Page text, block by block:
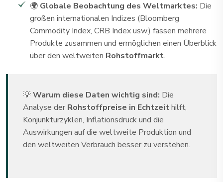
🌍 Globale Beobachtung des Weltmarktes: Die
großen internationalen Indizes (Bloomberg
Commodity Index, CRB Index usw.) fassen mehrere
Produkte zusammen und ermöglichen einen Überblick
über den weltweiten Rohstoffmarkt.
💡Warum diese Daten wichtig sind: Die
Analyse der Rohstoffpreise in Echtzeithilft,
Konjunkturzyklen, Inflationsdruck und die
Auswirkungen auf die weltweite Produktion und
den weltweiten Verbrauch besser zu verstehen.